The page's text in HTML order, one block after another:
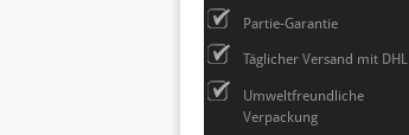
Partie-Garantie
Täglicher Versand mit DHL
Umweltfreundliche
Verpackung